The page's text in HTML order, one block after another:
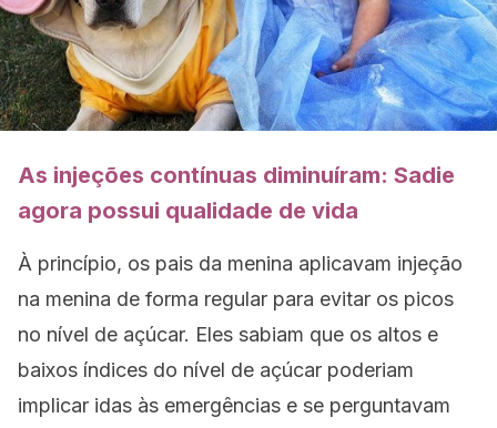
As injeções contínuas diminuíram: Sadie
agora possui qualidade de vida
À princípio, os pais da menina aplicavam injeção
na menina de forma regular para evitar os picos
no nível de açúcar. Eles sabiam que os altos e
baixos índices do nível de açúcar poderiam
implicar idas às emergências e se perguntavam